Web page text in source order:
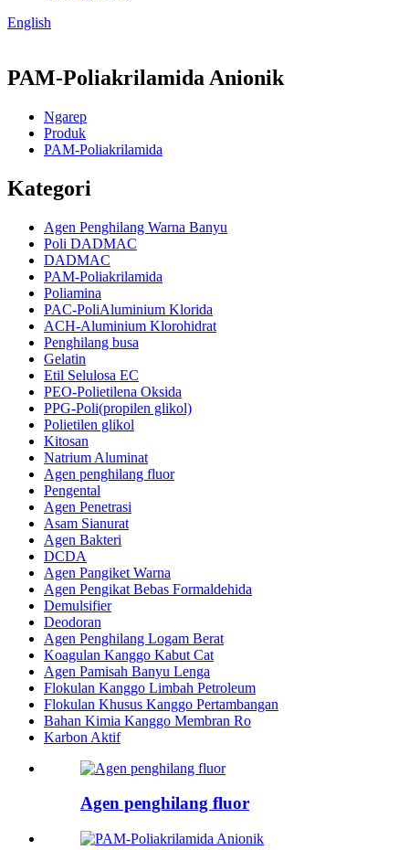
English
PAM-Poliakrilamida Anionik
Ngarep
Produk
PAM-Poliakrilamida
Kategori
Agen Penghilang Warna Banyu
Poli DADMAC
DADMAC
PAM-Poliakrilamida
Poliamina
PAC-PoliAluminium Klorida
ACH-Aluminium Klorohidrat
Penghilang busa
Gelatin
Etil Selulosa EC
PEO-Polietilena Oksida
PPG-Poli(propilen glikol)
Polietilen glikol
Kitosan
Natrium Aluminat
Agen penghilang fluor
Pengental
Agen Penetrasi
Asam Sianurat
Agen Bakteri
DCDA
Agen Pangiket Warna
Agen Pengikat Bebas Formaldehida
Demulsifier
Deodoran
Agen Penghilang Logam Berat
Koagulan Kanggo Kabut Cat
Agen Pamisah Banyu Lenga
Flokulan Kanggo Limbah Petroleum
Flokulan Khusus Kanggo Pertambangan
Bahan Kimia Kanggo Membran Ro
Karbon Aktif
Agen penghilang fluor